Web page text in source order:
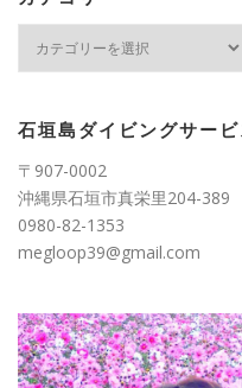
ー
石垣島ダイビングサー
〒907-0002
沖縄県石垣市真栄里204-389
0980-82-1353
megloop39@gmail.com